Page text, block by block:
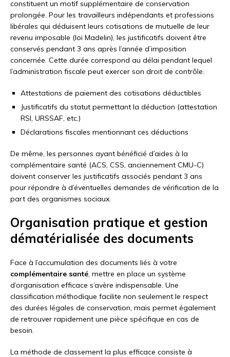
constituent un motif supplémentaire de conservation
prolongée. Pour les travailleurs indépendants et professions
libérales qui déduisent leurs cotisations de mutuelle de leur
revenu imposable (loi Madelin), les justificatifs doivent être
conservés pendant 3 ans après l’année d’imposition
concernée. Cette durée correspond au délai pendant lequel
l’administration fiscale peut exercer son droit de contrôle.
Attestations de paiement des cotisations déductibles
Justificatifs du statut permettant la déduction (attestation
RSI, URSSAF, etc.)
Déclarations fiscales mentionnant ces déductions
De même, les personnes ayant bénéficié d’aides à la
complémentaire santé (ACS, CSS, anciennement CMU-C)
doivent conserver les justificatifs associés pendant 3 ans
pour répondre à d’éventuelles demandes de vérification de la
part des organismes sociaux.
Organisation pratique et gestion
dématérialisée des documents
Face à l’accumulation des documents liés à votre
complémentaire santé, mettre en place un système
d’organisation efficace s’avère indispensable. Une
classification méthodique facilite non seulement le respect
des durées légales de conservation, mais permet également
de retrouver rapidement une pièce spécifique en cas de
besoin.
La méthode de classement la plus efficace consiste à